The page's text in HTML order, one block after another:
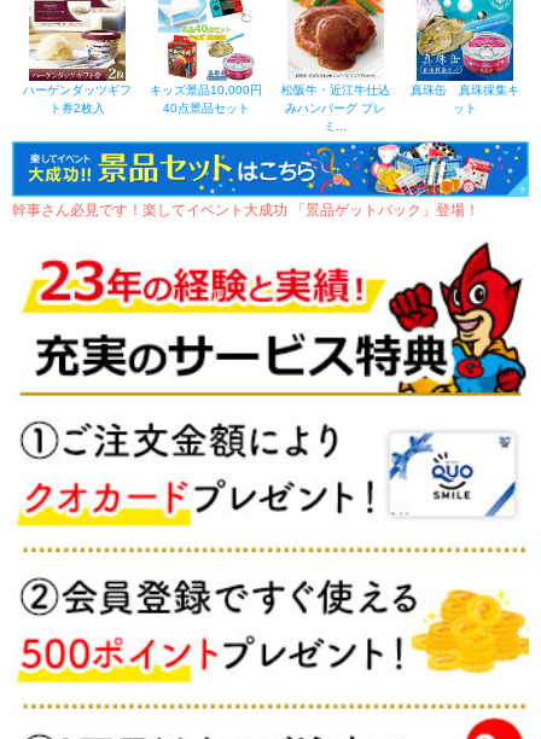
ハーゲンダッツギフ
ト券2枚入
キッズ景品10,000円
40点景品セット
松阪牛・近江牛仕込
みハンバーグ プレ
ミ...
真珠缶 真珠採集キ
ット
幹事さん必見です！楽してイベント大成功 「景品ゲットパック」登場！